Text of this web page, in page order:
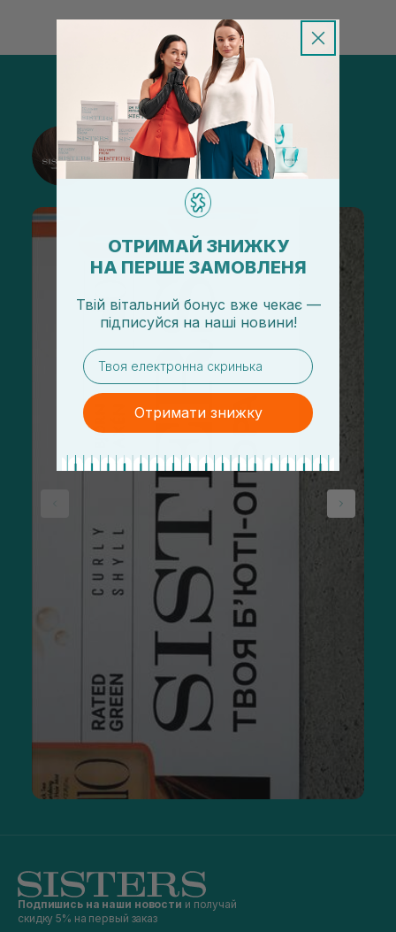
@sisters_stelmakh в Instagram
Подписаться
Подпишись на наши новости и получай
скидку 5% на первый заказ
ОТРИМАЙ ЗНИЖКУ
НА ПЕРШЕ ЗАМОВЛЕНЯ
Твій вітальний бонус вже чекає —
підписуйся на наші новини!
email
Отримати знижку